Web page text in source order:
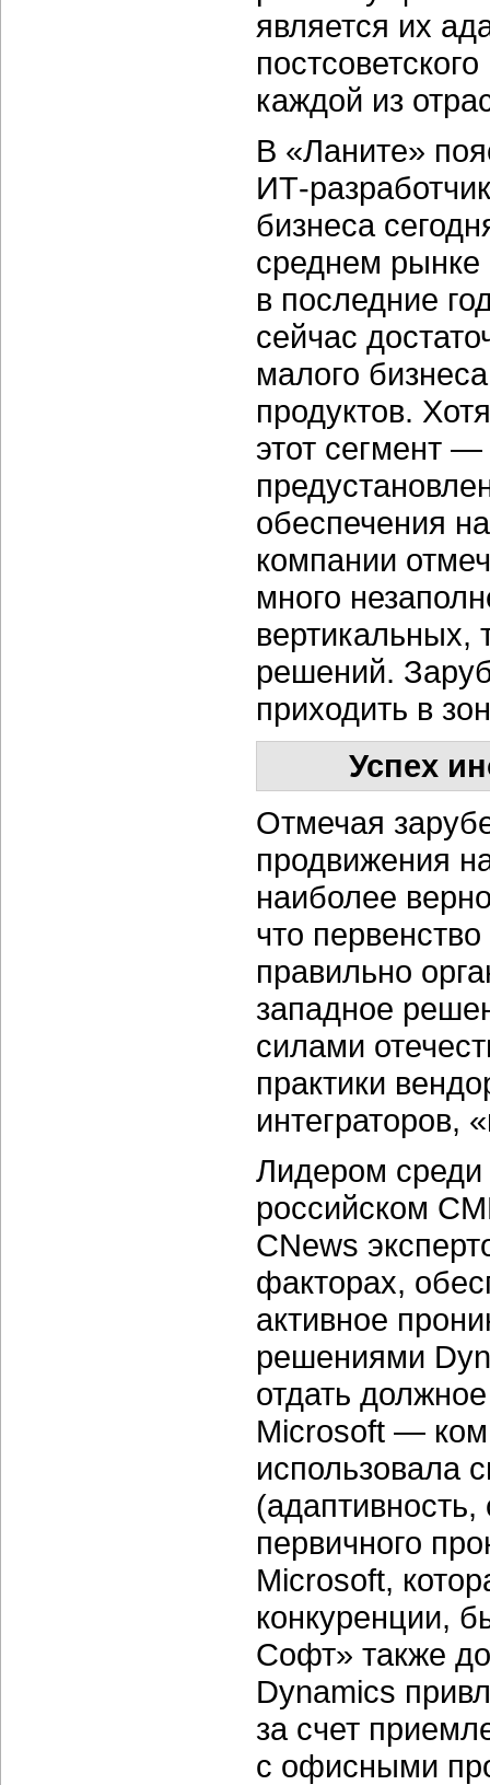
является их
каждой из
В «Ланите»
ИТ-
бизнеса
среднем рынке
в последние
сейчас
малого
продуктов.
этот сегмент
обеспечения
компании
много
вертикальных,
решений.
приходить в
Успех
Отмечая
продвижения
наиболее
что
правильно
западное
силами
практики
интеграторов,
Лидером среди
российском
CNews
факторах,
активное
решениями
отдать
Microsoft —
использовала
первичного
Microsoft,
конкуренции,
Софт» также
Dynamics
за счет
с офисными